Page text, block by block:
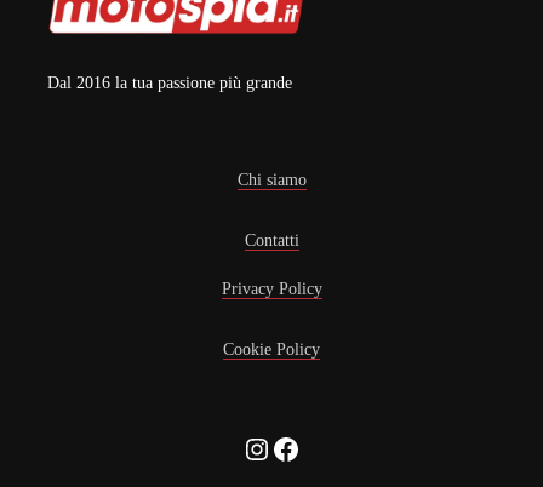
Dal 2016 la tua passione più grande
Chi siamo
Contatti
Privacy Policy
Cookie Policy
Instagram
Facebook